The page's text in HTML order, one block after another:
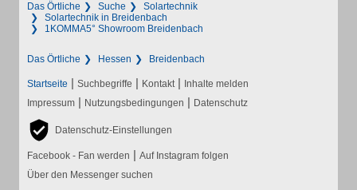
Das Örtliche Suche
Solartechnik
Solartechnik in Breidenbach
1KOMMA5° Showroom Breidenbach
Das Örtliche Hessen Breidenbach
Startseite | Suchbegriffe | Kontakt | Inhalte melden
Impressum | Nutzungsbedingungen | Datenschutz
Datenschutz-Einstellungen
Facebook - Fan werden | Auf Instagram folgen
Über den Messenger suchen